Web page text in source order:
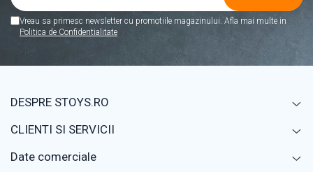
Vreau sa primesc newsletter cu promotiile magazinului. Afla mai multe in
Politica de Confidentialitate
DESPRE STOYS.RO
CLIENTI SI SERVICII
Date comerciale